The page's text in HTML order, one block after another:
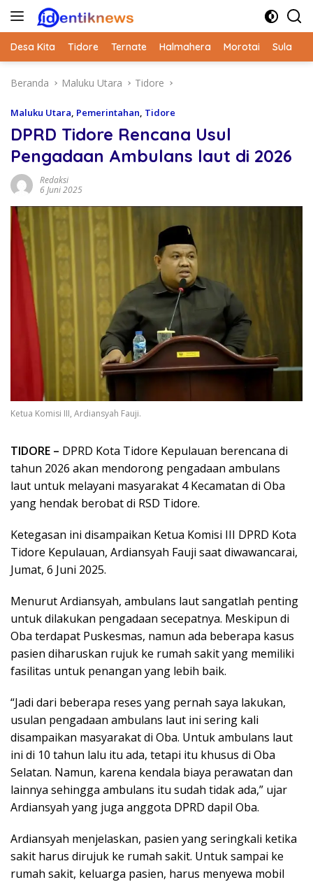
Langsung
Desa Kita Tidore Ternate Halmahera Morotai Sula
Beranda Maluku Utara Tidore
Maluku Utara, Pemerintahan, Tidore
DPRD Tidore Rencana Usul
Pengadaan Ambulans laut di 2026
Redaksi
6 Juni 2025
Ketua Komisi III, Ardiansyah Fauji.
TIDORE – DPRD Kota Tidore Kepulauan berencana di
tahun 2026 akan mendorong pengadaan ambulans
laut untuk melayani masyarakat 4 Kecamatan di Oba
yang hendak berobat di RSD Tidore.
Ketegasan ini disampaikan Ketua Komisi III DPRD Kota
Tidore Kepulauan, Ardiansyah Fauji saat diwawancarai,
Jumat, 6 Juni 2025.
Menurut Ardiansyah, ambulans laut sangatlah penting
untuk dilakukan pengadaan secepatnya. Meskipun di
Oba terdapat Puskesmas, namun ada beberapa kasus
pasien diharuskan rujuk ke rumah sakit yang memiliki
fasilitas untuk penangan yang lebih baik.
“Jadi dari beberapa reses yang pernah saya lakukan,
usulan pengadaan ambulans laut ini sering kali
disampaikan masyarakat di Oba. Untuk ambulans laut
ini di 10 tahun lalu itu ada, tetapi itu khusus di Oba
Selatan. Namun, karena kendala biaya perawatan dan
lainnya sehingga ambulans itu sudah tidak ada,” ujar
Ardiansyah yang juga anggota DPRD dapil Oba.
Ardiansyah menjelaskan, pasien yang seringkali ketika
sakit harus dirujuk ke rumah sakit. Untuk sampai ke
rumah sakit, keluarga pasien, harus menyewa mobil